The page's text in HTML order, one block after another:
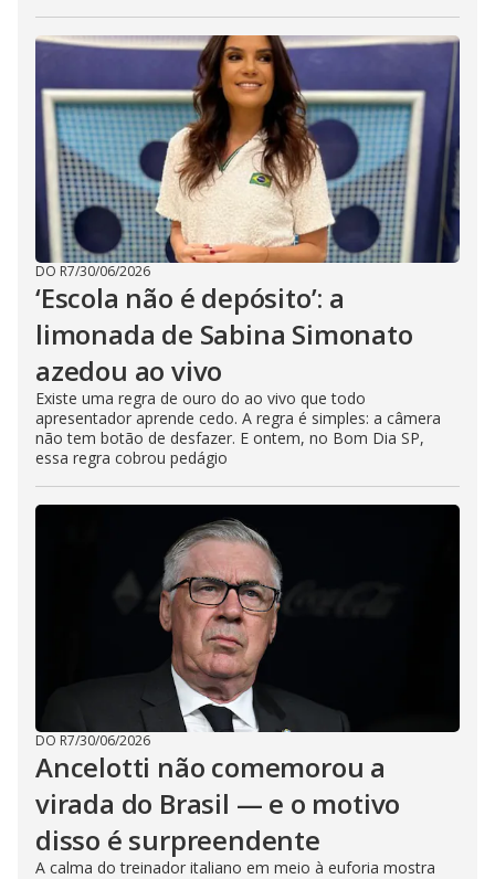
DO R7/30/06/2026
‘Escola não é depósito’: a
limonada de Sabina Simonato
azedou ao vivo
Existe uma regra de ouro do ao vivo que todo
apresentador aprende cedo. A regra é simples: a câmera
não tem botão de desfazer. E ontem, no Bom Dia SP,
essa regra cobrou pedágio
DO R7/30/06/2026
Ancelotti não comemorou a
virada do Brasil — e o motivo
disso é surpreendente
A calma do treinador italiano em meio à euforia mostra